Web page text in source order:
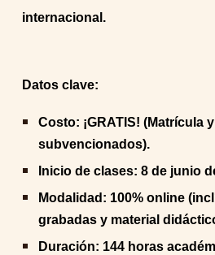
internacional.
Datos clave:
Costo: ¡GRATIS! (Matrícula
subvencionados).
Inicio de clases: 8 de junio
Modalidad: 100% online
grabadas y material
Duración: 144 horas